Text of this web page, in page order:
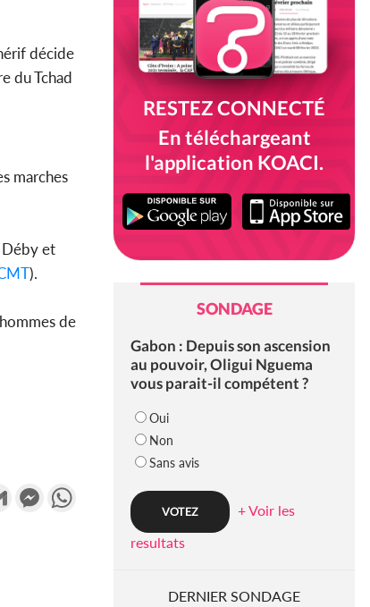
décide
du Tchad
marches
Déby et
).
de
Gmail MessengerWhatsApp
RESTEZ CONNECTÉ
En téléchargeant
l'application KOACI.
SONDAGE
Gabon : Depuis son ascension
au pouvoir, Oligui Nguema
vous parait-il compétent ?
Oui
Non
Sans avis
+ Voir les
resultats
DERNIER SONDAGE